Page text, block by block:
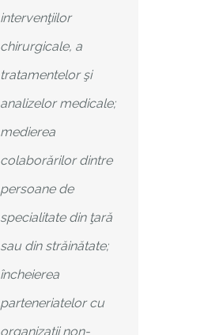
intervenţiilor
chirurgicale, a
tratamentelor şi
analizelor medicale;
medierea
colaborărilor dintre
persoane de
specialitate din ţară
sau din străinătate;
încheierea
parteneriatelor cu
organizaţii non-